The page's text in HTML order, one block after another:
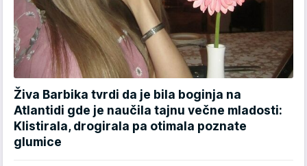
Živa Barbika tvrdi da je bila boginja na
Atlantidi gde je naučila tajnu večne mladosti:
Klistirala, drogirala pa otimala poznate
glumice